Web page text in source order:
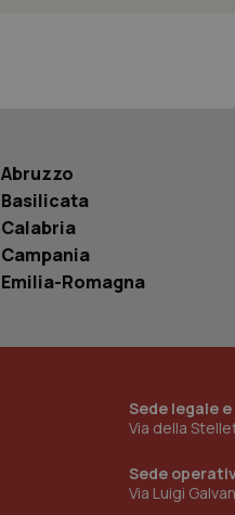
Abruzzo
Basilicata
Calabria
Campania
Emilia-Romagna
Sede legale
Via della
Sede
Via Luigi
_ga_0VMQEQKQ1N
__Secure-YNID